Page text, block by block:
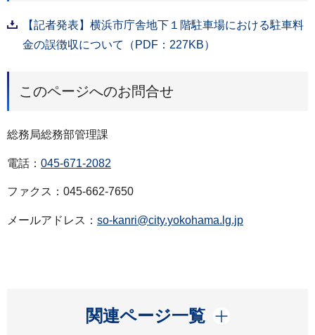
【記者発表】横浜市庁舎地下１階駐車場における駐車料
金の誤徴収について（PDF：227KB）
このページへのお問合せ
総務局総務部管理課
電話： 045-671-2082
ファクス：045-662-7650
メールアドレス： so-kanri@city.yokohama.lg.jp
関連ページ一覧
開く